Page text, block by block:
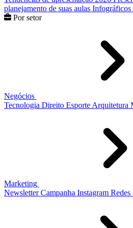
planejamento de suas aulas Infográficos
Por setor
Negócios
Tecnologia Direito Esporte Arquitetura
Marketing
Newsletter Campanha Instagram Redes